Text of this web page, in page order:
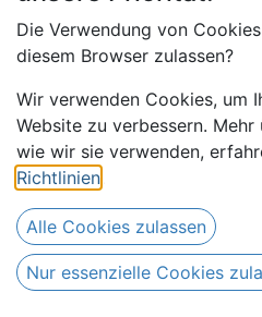
Bazin uni Color
5 m
65,00€ Alle Preise inkl.
Versandkosten 80,00€
Die Verwendung von
diesem Browser zulassen?
Wir verwenden Cookies, um
Website zu verbessern.
wie wir sie verwenden,
Richtlinien
Alle Cookies zulassen
Nur essenzielle Cookies